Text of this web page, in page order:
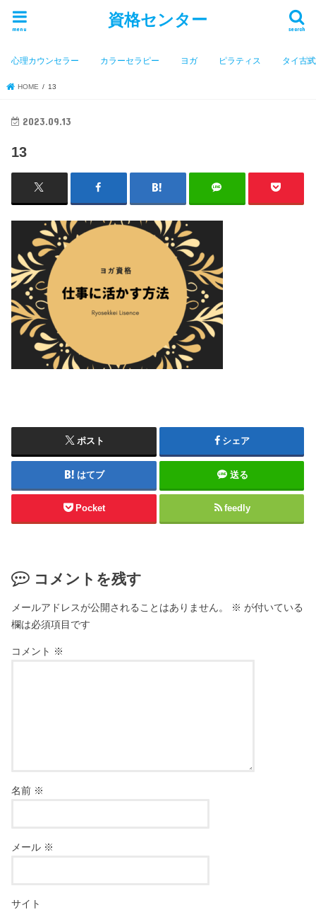
資格センター search
menu
心理カウンセラー カラーセラピー ヨガ ピラティス タイ古
HOME 13
2023.09.13
13
ポスト シェア
はてブ 送る
Pocket feedly
コメントを残す
メールアドレスが公開されることはありません。 ※ が付いている
欄は必須項目です
コメント ※
名前 ※
メール ※
サイト